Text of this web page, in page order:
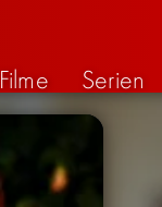
Filme Serien